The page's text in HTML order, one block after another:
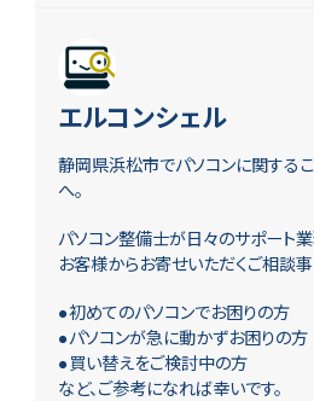
エルコンシェル
静岡県浜松市でパソコンに関する
へ。
パソコン整備士が日々のサポート
お客様からお寄せいただくご相談事
●初めてのパソコンでお困りの方
●パソコンが急に動かずお困りの方
●買い替えをご検討中の方
など、ご参考になれば幸いです。